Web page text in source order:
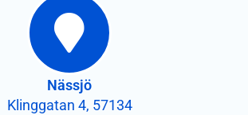
Nässjö
Klinggatan 4, 57134